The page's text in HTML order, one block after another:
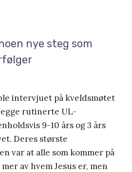
nye steg som
intervjuet på kveldsmøtet
rutinerte UL-
9-10 års og 3 års
Deres største
var at alle som kommer på
av hvem Jesus er, men